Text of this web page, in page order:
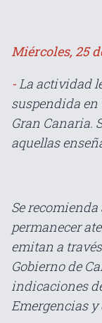
Miércoles, 25
-La actividad
suspendida en
Gran Canaria.
aquellas
Se
permanecer
emitan a
Gobierno de
indicaciones
Emergencias